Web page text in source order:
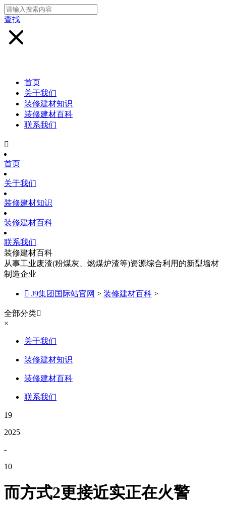
查找
首页
关于我们
装修建材知识
装修建材百科
联系我们

首页
关于我们
装修建材知识
装修建材百科
联系我们
装修建材百科
从事工业废渣(粉煤灰、燃煤炉渣等)资源综合利用的新型墙材
制造企业
 J9集团国际站官网 > 装修建材百科 >
全部分类
×
关于我们
装修建材知识
装修建材百科
联系我们
19
2025
-
10
而方式2更接近实正在火警